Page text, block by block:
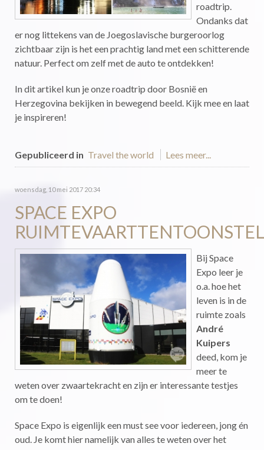
roadtrip.
Ondanks dat
er nog littekens van de Joegoslavische burgeroorlog
zichtbaar zijn is het een prachtig land met een schitterende
natuur. Perfect om zelf met de auto te ontdekken!
In dit artikel kun je onze roadtrip door Bosnië en
Herzegovina bekijken in bewegend beeld. Kijk mee en laat
je inspireren!
Gepubliceerd in Travel the world Lees meer...
woensdag, 10 mei 2017 20:34
SPACE EXPO
Bij Space
Expo leer je
o.a. hoe het
leven is in de
ruimte zoals
André
Kuipers
deed, kom je
meer te
weten over zwaartekracht en zijn er interessante testjes
om te doen!
Space Expo is eigenlijk een must see voor iedereen, jong én
oud. Je komt hier namelijk van alles te weten over het